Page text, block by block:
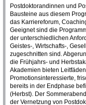
Postdoktorandinnen und
Bausteine aus diesem
das Karriereforum,
Geeignet sind die
der unterschiedlichen
Geistes-, Wirtschafts-,
zugeschnitten sind.
die Frühjahrs- und
Akademien bieten
Promotionsinteressierte,
bereits in der Endphase
(Herbst). Der
der Vernetzung von